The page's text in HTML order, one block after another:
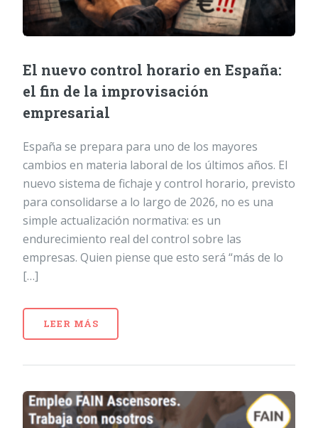
El nuevo control horario en España:
el fin de la improvisación
empresarial
España se prepara para uno de los mayores
cambios en materia laboral de los últimos años. El
nuevo sistema de fichaje y control horario, previsto
para consolidarse a lo largo de 2026, no es una
simple actualización normativa: es un
endurecimiento real del control sobre las
empresas. Quien piense que esto será “más de lo
[…]
LEER MÁS